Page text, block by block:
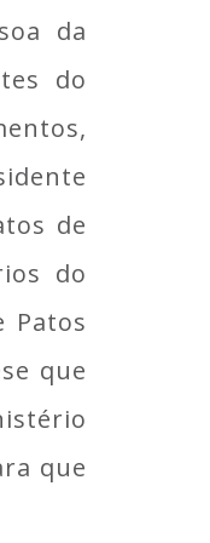
da
do
de
do
Patos
que
que